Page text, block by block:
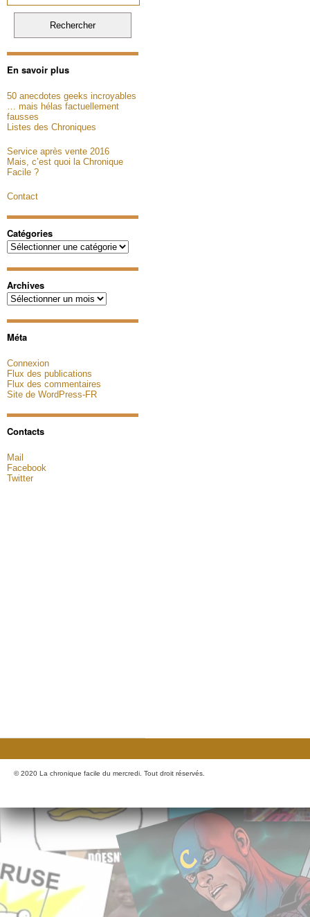
En savoir plus
50 anecdotes geeks incroyables
… mais hélas factuellement
fausses
Listes des Chroniques
Service après vente 2016
Mais, c’est quoi la Chronique
Facile ?
Contact
Catégories
Catégories
Archives
Archives
Méta
Connexion
Flux des publications
Flux des commentaires
Site de WordPress-FR
Contacts
Mail
Facebook
Twitter
© 2020 La chronique facile du mercredi. Tout droit réservés.